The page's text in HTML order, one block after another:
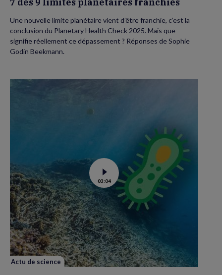
Une nouvelle limite planétaire vient d’être franchie, c’est la
conclusion du Planetary Health Check 2025. Mais que
signifie réellement ce dépassement ? Réponses de Sophie
Godin Beekmann.
Voir
la
vidéo
Le
réchauffement
des
océans
menace
l’oxygène
de
la
Terre
03:04
Actu de science